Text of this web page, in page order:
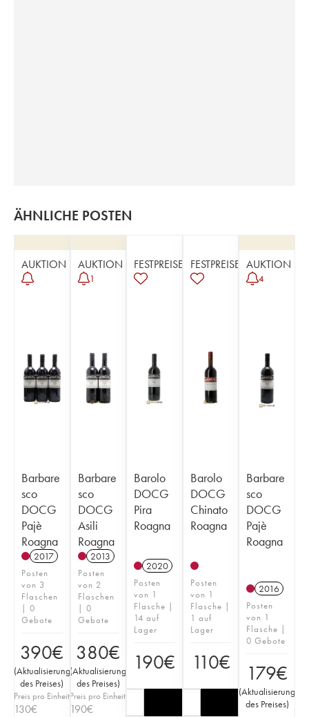
ÄHNLICHE POSTEN
AUKTION
Barbare
sco
DOCG
Pajè
Roagna
2017
Posten
von 3
Flaschen
| 0
Gebote
390€
(Aktualisierung
des Preises)
Preis pro Einheit
130€
AUKTION
1
Barbare
sco
DOCG
Asili
Roagna
2013
Posten
von 2
Flaschen
| 0
Gebote
380€
(Aktualisierung
des Preises)
Preis pro Einheit
190€
FESTPREISE
Barolo
DOCG
Pira
Roagna
2020
Posten
von 1
Flasche |
14 auf
Lager
190€
FESTPREISE
Barolo
DOCG
Chinato
Roagna
Posten
von 1
Flasche |
1 auf
Lager
110€
AUKTION
4
Barbare
sco
DOCG
Pajè
Roagna
2016
Posten
von 1
Flasche |
0 Gebote
179€
(Aktualisierung
des Preises)